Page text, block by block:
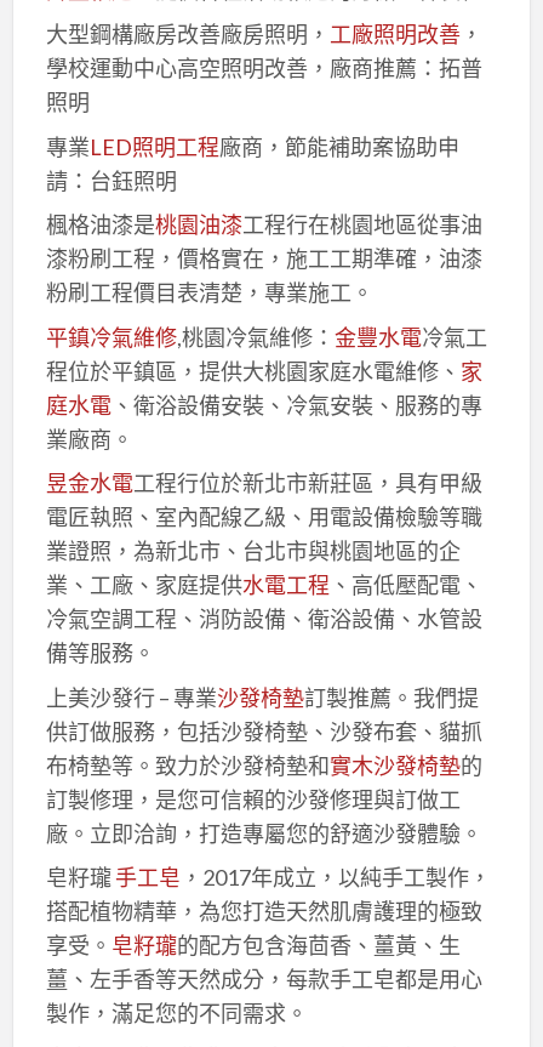
大型鋼構廠房改善廠房照明， 工廠照明改善，
學校運動中心高空照明改善，廠商推薦：拓普
照明
專業LED照明工程廠商，節能補助案協助申
請：台鈺照明
楓格油漆是桃園油漆工程行在桃園地區從事油
漆粉刷工程，價格實在，施工工期準確，油漆
粉刷工程價目表清楚，專業施工。
平鎮冷氣維修,桃園冷氣維修： 金豐水電冷氣工
程位於平鎮區，提供大桃園家庭水電維修、 家
庭水電、衛浴設備安裝、冷氣安裝、服務的專
業廠商。
昱金水電工程行位於新北市新莊區，具有甲級
電匠執照、室內配線乙級、用電設備檢驗等職
業證照，為新北市、台北市與桃園地區的企
業、工廠、家庭提供水電工程 、高低壓配電、
冷氣空調工程、消防設備、衛浴設備、水管設
備等服務。
上美沙發行 – 專業沙發椅墊訂製推薦。我們提
供訂做服務，包括沙發椅墊、沙發布套、貓抓
布椅墊等。致力於沙發椅墊和實木沙發椅墊的
訂製修理，是您可信賴的沙發修理與訂做工
廠。立即洽詢，打造專屬您的舒適沙發體驗。
皂籽瓏手工皂 ，2017年成立，以純手工製作，
搭配植物精華，為您打造天然肌膚護理的極致
享受。 皂籽瓏的配方包含海茴香、薑黃、生
薑、左手香等天然成分，每款手工皂都是用心
製作，滿足您的不同需求。